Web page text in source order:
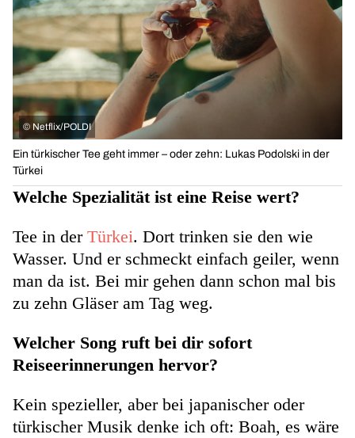
© Netflix/POLDI
Ein türkischer Tee geht immer – oder zehn: Lukas Podolski in der
Türkei
Welche Spezialität ist eine Reise wert?
Tee in der Türkei. Dort trinken sie den wie
Wasser. Und er schmeckt einfach geiler, wenn
man da ist. Bei mir gehen dann schon mal bis
zu zehn Gläser am Tag weg.
Welcher Song ruft bei dir sofort
Reiseerinnerungen hervor?
Kein spezieller, aber bei japanischer oder
türkischer Musik denke ich oft: Boah, es wäre